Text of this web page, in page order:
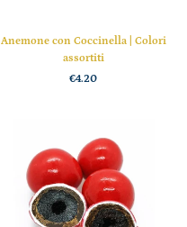
Anemone con Coccinella | Colori
assortiti
€4.20